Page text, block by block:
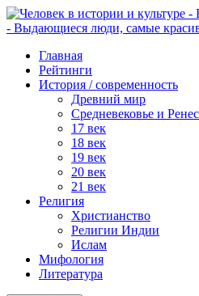
- Выдающиеся люди, самые
Главная
Рейтинги
История / современность
Древний мир
Средневековье и
17 век
18 век
19 век
20 век
21 век
Религия
Христианство
Религии Индии
Ислам
Мифология
Литература